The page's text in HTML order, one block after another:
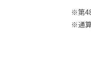
※第
※通